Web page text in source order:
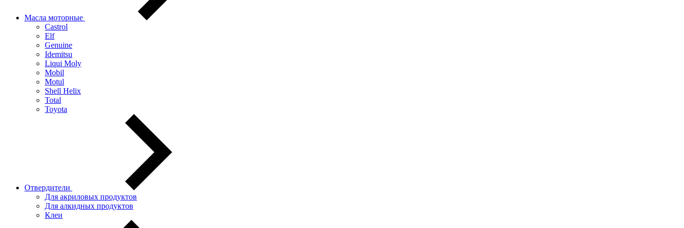
Масла моторные
Castrol
Elf
Genuine
Idemitsu
Liqui Moly
Mobil
Motul
Shell Helix
Total
Toyota
Отвердители
Для акриловых продуктов
Для алкидных продуктов
Клеи